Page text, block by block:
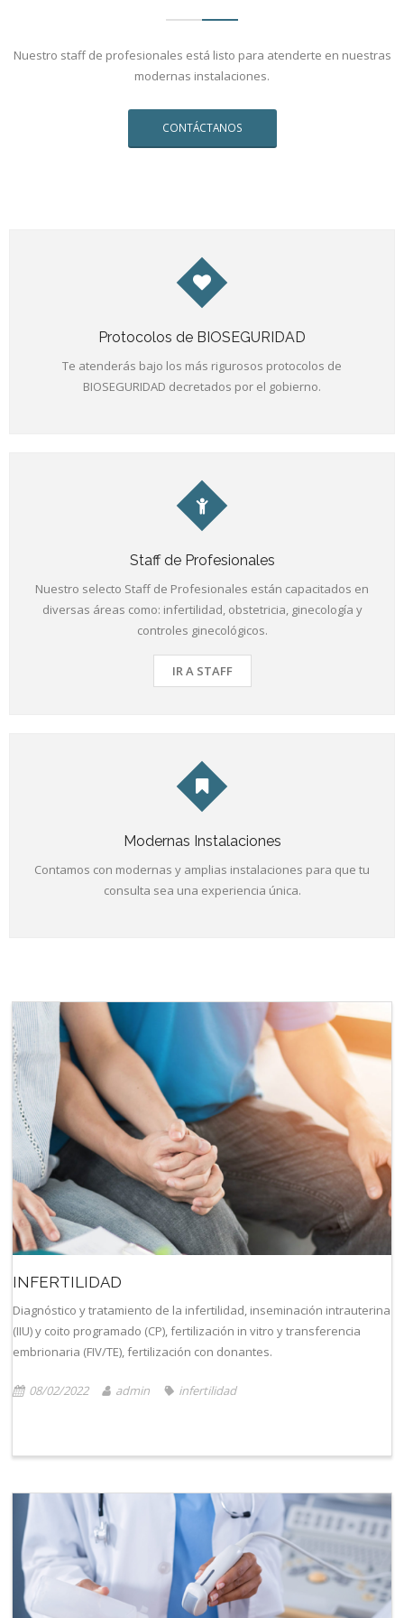
Nuestro staff de profesionales está listo para atenderte en nuestras
modernas instalaciones.
CONTÁCTANOS
Protocolos de BIOSEGURIDAD
Te atenderás bajo los más rigurosos protocolos de
BIOSEGURIDAD decretados por el gobierno.
Staff de Profesionales
Nuestro selecto Staff de Profesionales están capacitados en
diversas áreas como: infertilidad, obstetricia, ginecología y
controles ginecológicos.
IR A STAFF
Modernas Instalaciones
Contamos con modernas y amplias instalaciones para que tu
consulta sea una experiencia única.
INFERTILIDAD
Diagnóstico y tratamiento de la infertilidad, inseminación intrauterina
(IIU) y coito programado (CP), fertilización in vitro y transferencia
embrionaria (FIV/TE), fertilización con donantes.
08/02/2022 admin infertilidad